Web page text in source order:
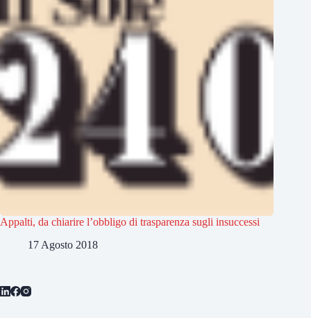
Appalti, da chiarire l’obbligo di trasparenza sugli insuccessi
17 Agosto 2018